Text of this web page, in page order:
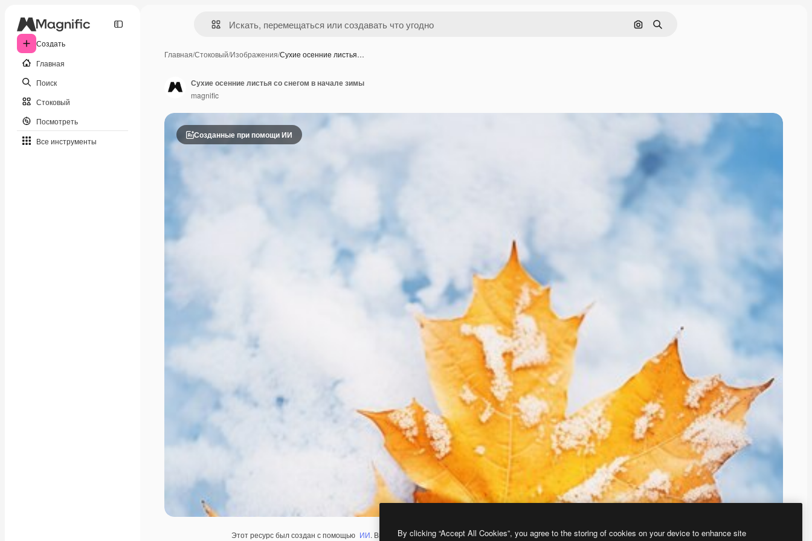
Создать
Главная
Поиск
Стоковый
Посмотреть
Все инструменты
Поиск по изображению
Поиск
Главная/Стоковый/Изображения/Сухие осенние листья…
Созданные при помощи ИИ
Этот ресурс был создан с помощью ИИ. Вы можете создать свой собственный с помощью нашего генератора изображений на основе ИИ.
Сухие осенние листья со снегом в начале зимы
magnific
By clicking “Accept All Cookies”, you agree to the storing of cookies on your device to enhance site